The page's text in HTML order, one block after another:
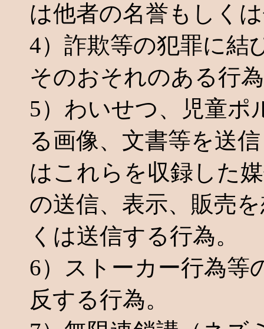
は他者の名誉もしく
4）詐欺等の犯罪に結
そのおそれのある行
5）わいせつ、児童ポ
る画像、文書等を送
はこれらを収録した
の送信、表示、販売
くは送信する行為。
6）ストーカー行為等
反する行為。